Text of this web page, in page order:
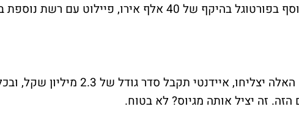
תוסיפו לזה פיילוט נוסף בפורטוגל בהיקף של 40 אלף אירו,
נניח שכל הפיילוטים האלה יצליחו, איידנטי
זה יציל אותה מגיוס? לא בטוח.